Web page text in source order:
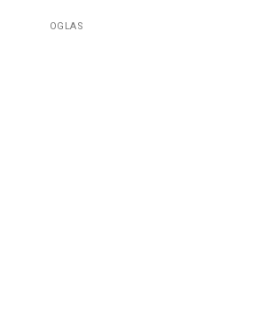
OGLAS